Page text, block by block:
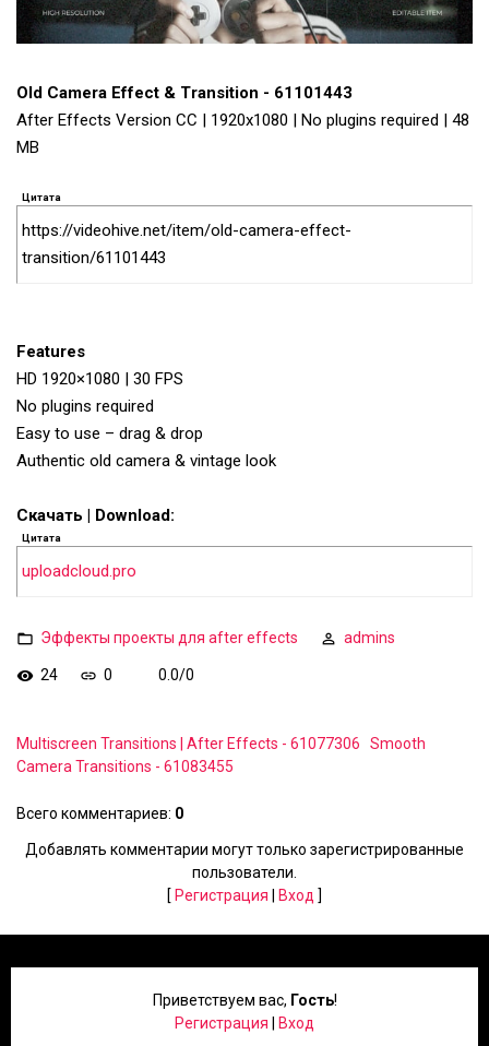
Old Camera Effect & Transition - 61101443
After Effects Version CC | 1920x1080 | No plugins required | 48
MB
Цитата
https://videohive.net/item/old-camera-effect-
transition/61101443
Features
HD 1920×1080 | 30 FPS
No plugins required
Easy to use – drag & drop
Authentic old camera & vintage look
Скачать | Download:
Цитата
uploadcloud.pro
Эффекты проекты для after effects admins
24 0 0.0/0
Multiscreen Transitions | After Effects - 61077306
Smooth
Camera Transitions - 61083455
Всего комментариев: 0
Добавлять комментарии могут только зарегистрированные
пользователи.
[ Регистрация Вход ]
Приветствуем вас, Гость!
Регистрация
Вход